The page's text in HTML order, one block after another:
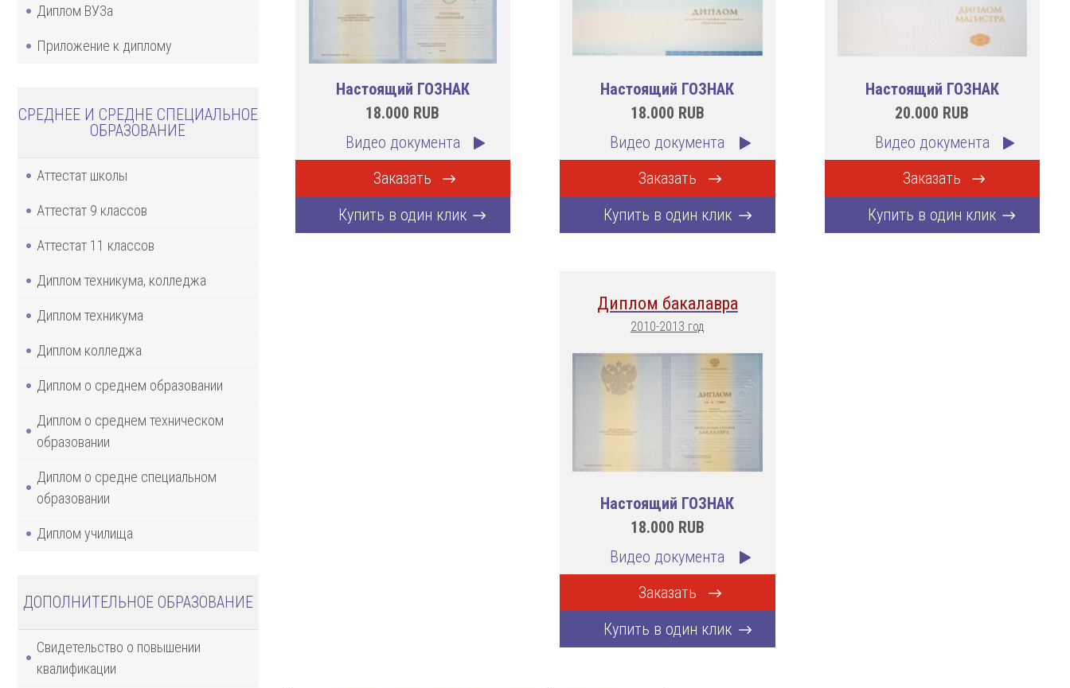
Диплом ВУЗа
Приложение к диплому
СРЕДНЕЕ И СРЕДНЕ СПЕЦИАЛЬНОЕ
ОБРАЗОВАНИЕ
Аттестат школы
Аттестат 9 классов
Аттестат 11 классов
Диплом техникума, колледжа
Диплом техникума
Диплом колледжа
Диплом о среднем образовании
Диплом о среднем техническом
образовании
Диплом о средне специальном
образовании
Диплом училища
ДОПОЛНИТЕЛЬНОЕ ОБРАЗОВАНИЕ
Свидетельство о повышении
квалификации
Настоящий ГОЗНАК
18.000 RUB
Видео документа
Заказать
Купить в один клик
Настоящий ГОЗНАК
18.000 RUB
Видео документа
Заказать
Купить в один клик
Настоящий ГОЗНАК
20.000 RUB
Видео документа
Заказать
Купить в один клик
Диплом бакалавра
2010-2013 год
Настоящий ГОЗНАК
18.000 RUB
Видео документа
Заказать
Купить в один клик